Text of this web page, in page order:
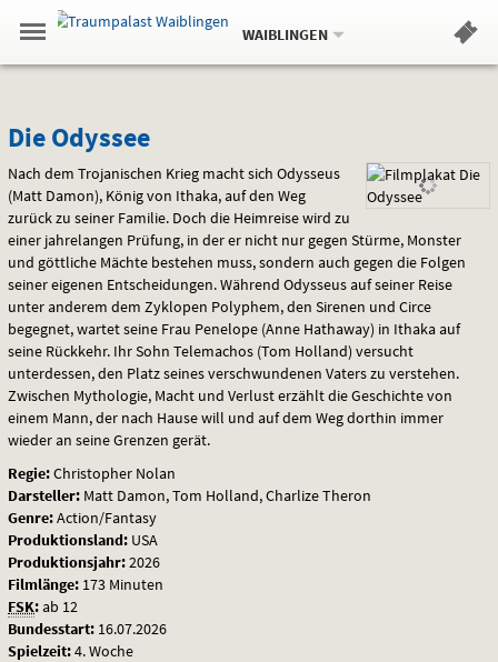
Springe
zum
,zum
.
Navigation
Gehe
zur
Standortauswahl
Standort:
WAIBLINGEN.
Hinweis
Die
Odyssee
Die Odyssee
Nach dem Trojanischen Krieg macht sich Odysseus
(Matt Damon), König von Ithaka, auf den Weg
zurück zu seiner Familie. Doch die Heimreise wird zu
einer jahrelangen Prüfung, in der er nicht nur gegen Stürme, Monster
und göttliche Mächte bestehen muss, sondern auch gegen die Folgen
seiner eigenen Entscheidungen. Während Odysseus auf seiner Reise
unter anderem dem Zyklopen Polyphem, den Sirenen und Circe
begegnet, wartet seine Frau Penelope (Anne Hathaway) in Ithaka auf
seine Rückkehr. Ihr Sohn Telemachos (Tom Holland) versucht
unterdessen, den Platz seines verschwundenen Vaters zu verstehen.
Zwischen Mythologie, Macht und Verlust erzählt die Geschichte von
einem Mann, der nach Hause will und auf dem Weg dorthin immer
wieder an seine Grenzen gerät.
Regie:Christopher Nolan
Darsteller: Matt Damon, Tom Holland, Charlize Theron
Genre:Action/Fantasy
Produktionsland: USA
Produktionsjahr:2026
Filmlänge: 173 Minuten
FSK:ab 12
Bundesstart: 16.07.2026
Spielzeit:4. Woche